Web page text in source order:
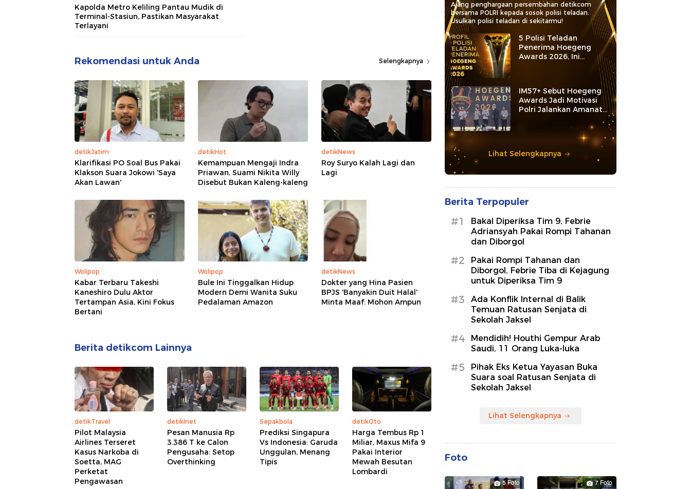
Kapolda Metro Keliling Pantau Mudik di
Terminal-Stasiun, Pastikan Masyarakat
Terlayani
Rekomendasi untuk Anda Selengkapnya
detikJatim
Klarifikasi PO Soal Bus Pakai
Klakson Suara Jokowi 'Saya
Akan Lawan'
detikHot
Kemampuan Mengaji Indra
Priawan, Suami Nikita Willy
Disebut Bukan Kaleng-kaleng
detikNews
Roy Suryo Kalah Lagi dan
Lagi
Wolipop
Kabar Terbaru Takeshi
Kaneshiro Dulu Aktor
Tertampan Asia, Kini Fokus
Bertani
Wolipop
Bule Ini Tinggalkan Hidup
Modern Demi Wanita Suku
Pedalaman Amazon
detikNews
Dokter yang Hina Pasien
BPJS 'Banyakin Duit Halal'
Minta Maaf: Mohon Ampun
Berita detikcom Lainnya
detikTravel
Pilot Malaysia
Airlines Terseret
Kasus Narkoba di
Soetta, MAG
Perketat
Pengawasan
detikInet
Pesan Manusia Rp
3.386 T ke Calon
Pengusaha: Setop
Overthinking
Sepakbola
Prediksi Singapura
Vs Indonesia: Garuda
Unggulan, Menang
Tipis
detikOto
Harga Tembus Rp 1
Miliar, Maxus Mifa 9
Pakai Interior
Mewah Besutan
Lombardi
Ajang penghargaan persembahan detikcom
bersama POLRI kepada sosok polisi teladan.
Usulkan polisi teladan di sekitarmu!
5 Polisi Teladan
Penerima Hoegeng
Awards 2026, Ini
Kategori dan Kiprahnya
IM57+ Sebut Hoegeng
Awards Jadi Motivasi
Polri Jalankan Amanat
Lihat Selengkapnya
Berita Terpopuler
#1
Bakal Diperiksa Tim 9, Febrie
Adriansyah Pakai Rompi Tahanan
dan Diborgol
#2
Pakai Rompi Tahanan dan
Diborgol, Febrie Tiba di Kejagung
untuk Diperiksa Tim 9
#3
Ada Konflik Internal di Balik
Temuan Ratusan Senjata di
Sekolah Jaksel
#4
Mendidih! Houthi Gempur Arab
Saudi, 11 Orang Luka-luka
#5
Pihak Eks Ketua Yayasan Buka
Suara soal Ratusan Senjata di
Sekolah Jaksel
Lihat Selengkapnya
Foto
5 Foto 7 Foto